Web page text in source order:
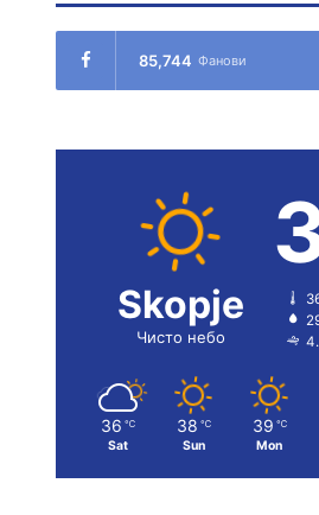
85,744 Фанови
Skopje
Чисто небо
36 ℃
Sat
38 ℃
Sun
39 ℃
Mon